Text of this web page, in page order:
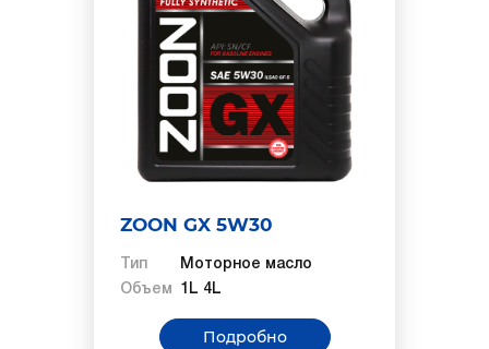
ZOON GX 5W30
Тип
Моторное масло
Объем
1L 4L
Подробно